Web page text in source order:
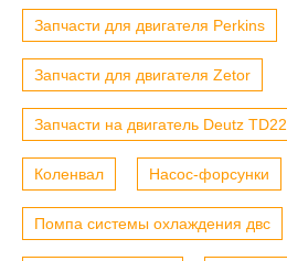
Запчасти для двигателя Perkins
Запчасти для двигателя Zetor
Запчасти на двигатель Deutz
Коленвал Насос-форсунки
Помпа системы охлаждения двс